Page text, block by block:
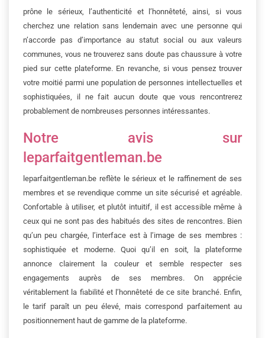
prône le sérieux, l’authenticité et l’honnêteté, ainsi, si vous
cherchez une relation sans lendemain avec une personne qui
n’accorde pas d’importance au statut social ou aux valeurs
communes, vous ne trouverez sans doute pas chaussure à votre
pied sur cette plateforme. En revanche, si vous pensez trouver
votre moitié parmi une population de personnes intellectuelles et
sophistiquées, il ne fait aucun doute que vous rencontrerez
probablement de nombreuses personnes intéressantes.
Notre avis sur
leparfaitgentleman.be
leparfaitgentleman.be reflète le sérieux et le raffinement de ses
membres et se revendique comme un site sécurisé et agréable.
Confortable à utiliser, et plutôt intuitif, il est accessible même à
ceux qui ne sont pas des habitués des sites de rencontres. Bien
qu’un peu chargée, l’interface est à l’image de ses membres :
sophistiquée et moderne. Quoi qu’il en soit, la plateforme
annonce clairement la couleur et semble respecter ses
engagements auprès de ses membres. On apprécie
véritablement la fiabilité et l’honnêteté de ce site branché. Enfin,
le tarif paraît un peu élevé, mais correspond parfaitement au
positionnement haut de gamme de la plateforme.